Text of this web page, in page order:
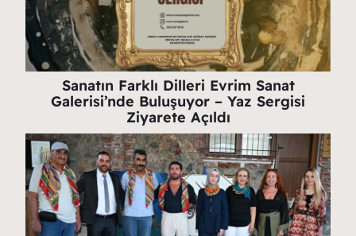
Sanatın Farklı Dilleri Evrim Sanat
Galerisi’nde Buluşuyor – Yaz Sergisi
Ziyarete Açıldı